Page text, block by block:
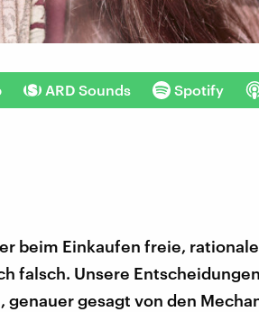
ARD Sounds Spotify
beim Einkaufen freie,
falsch. Unsere
genauer gesagt von den